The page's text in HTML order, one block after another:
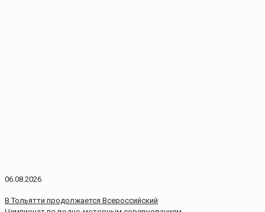
06.08.2026
В Тольятти продолжается Всероссийский